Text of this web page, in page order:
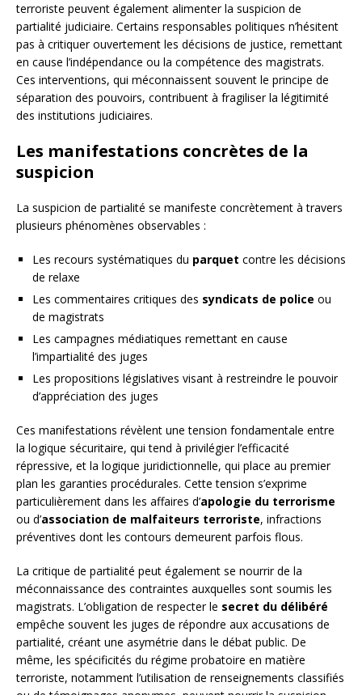
terroriste peuvent également alimenter la suspicion de
partialité judiciaire. Certains responsables politiques n’hésitent
pas à critiquer ouvertement les décisions de justice, remettant
en cause l’indépendance ou la compétence des magistrats.
Ces interventions, qui méconnaissent souvent le principe de
séparation des pouvoirs, contribuent à fragiliser la légitimité
des institutions judiciaires.
Les manifestations concrètes de la
suspicion
La suspicion de partialité se manifeste concrètement à travers
plusieurs phénomènes observables :
Les recours systématiques du parquet contre les décisions
de relaxe
Les commentaires critiques des syndicats de police ou
de magistrats
Les campagnes médiatiques remettant en cause
l’impartialité des juges
Les propositions législatives visant à restreindre le pouvoir
d’appréciation des juges
Ces manifestations révèlent une tension fondamentale entre
la logique sécuritaire, qui tend à privilégier l’efficacité
répressive, et la logique juridictionnelle, qui place au premier
plan les garanties procédurales. Cette tension s’exprime
particulièrement dans les affaires d’apologie du terrorisme
ou d’association de malfaiteurs terroriste, infractions
préventives dont les contours demeurent parfois flous.
La critique de partialité peut également se nourrir de la
méconnaissance des contraintes auxquelles sont soumis les
magistrats. L’obligation de respecter le secret du délibéré
empêche souvent les juges de répondre aux accusations de
partialité, créant une asymétrie dans le débat public. De
même, les spécificités du régime probatoire en matière
terroriste, notamment l’utilisation de renseignements classifiés